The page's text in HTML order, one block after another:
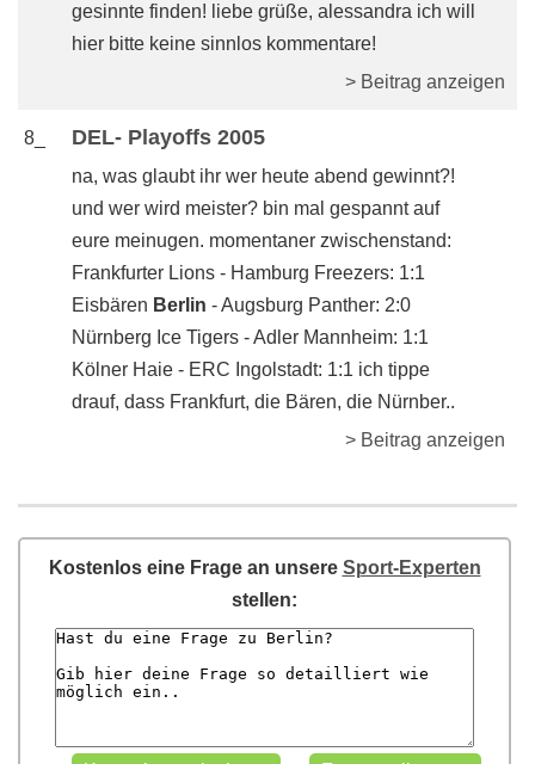
gesinnte finden! liebe grüße, alessandra ich will
hier bitte keine sinnlos kommentare!
> Beitrag anzeigen
8_ DEL- Playoffs 2005
na, was glaubt ihr wer heute abend gewinnt?!
und wer wird meister? bin mal gespannt auf
eure meinugen. momentaner zwischenstand:
Frankfurter Lions - Hamburg Freezers: 1:1
Eisbären Berlin - Augsburg Panther: 2:0
Nürnberg Ice Tigers - Adler Mannheim: 1:1
Kölner Haie - ERC Ingolstadt: 1:1 ich tippe
drauf, dass Frankfurt, die Bären, die Nürnber..
> Beitrag anzeigen
Kostenlos eine Frage an unsere Sport-Experten
stellen: